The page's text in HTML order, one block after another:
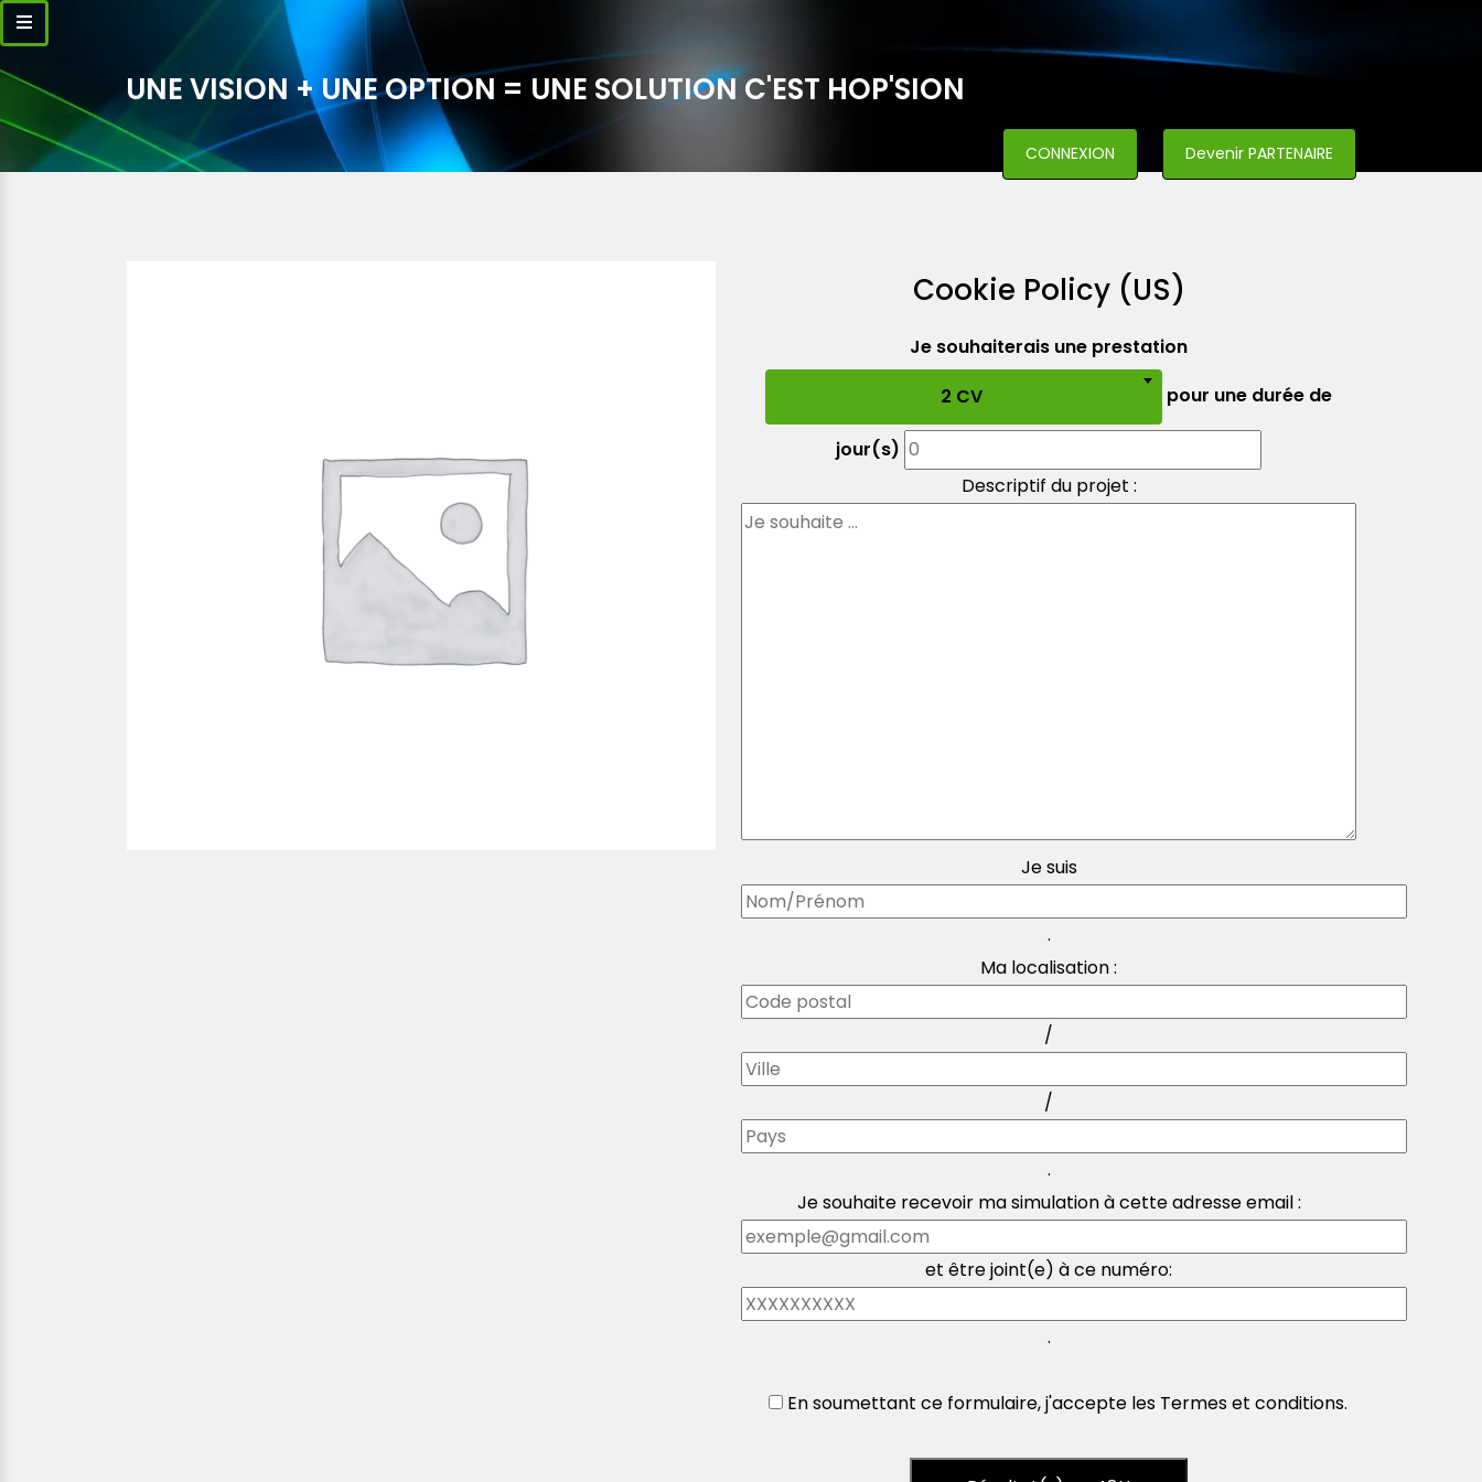
UNE VISION + UNE OPTION = UNE SOLUTION C'EST HOP'SION
CONNEXION Devenir PARTENAIRE
Cookie Policy (US)
Je souhaiterais une prestation
2 CV
pour une durée de
jour(s)
Descriptif du projet :
Je suis
.
Ma localisation :
/
/
.
Je souhaite recevoir ma simulation à cette adresse email :
et être joint(e) à ce numéro:
.
En soumettant ce formulaire, j'accepte les Termes et conditions.